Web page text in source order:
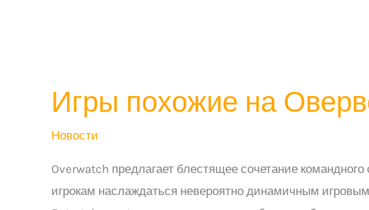
Игры похожие на
Новости
Overwatch предлагает блестящее сочетание
игрокам наслаждаться невероятно динамичным